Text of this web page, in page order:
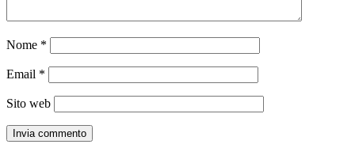
Nome *
Email *
Sito web